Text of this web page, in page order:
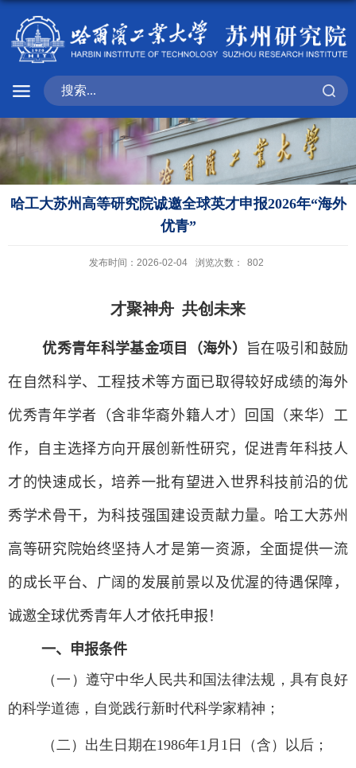
哈工大苏州高等研究院诚邀全球英才申报2026年“海外
优青”
发布时间：2026-02-04 浏览次数： 802
才聚神舟 共创未来
优秀青年科学基金项目（海外） 旨在吸引和鼓励
在自然科学、工程技术等方面已取得较好成绩的海外
优秀青年学者（含非华裔外籍人才）回国（来华）工
作，自主选择方向开展创新性研究，促进青年科技人
才的快速成长，培养一批有望进入世界科技前沿的优
秀学术骨干，为科技强国建设贡献力量。哈工大苏州
高等研究院始终坚持人才是第一资源，全面提供一流
的成长平台、广阔的发展前景以及优渥的待遇保障，
诚邀全球优秀青年人才依托申报！
一、申报条件
（一）遵守中华人民共和国法律法规，具有良好
的科学道德，自觉践行新时代科学家精神；
（二）出生日期在1986年1 月 1 日（含）以后；